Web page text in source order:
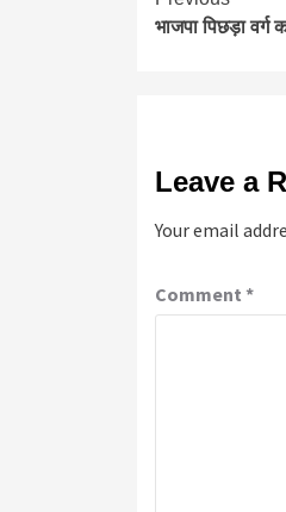
भाजपा पिछड़ा
Leave a
Your email
Comment *